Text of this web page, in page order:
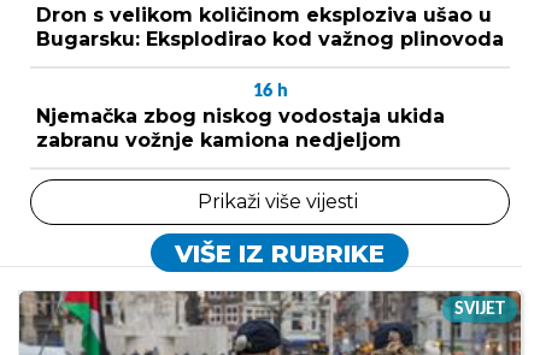
Dron s velikom količinom eksploziva ušao u
Bugarsku: Eksplodirao kod važnog plinovoda
16 h
Njemačka zbog niskog vodostaja ukida
zabranu vožnje kamiona nedjeljom
Prikaži više vijesti
VIŠE IZ RUBRIKE
SVIJET